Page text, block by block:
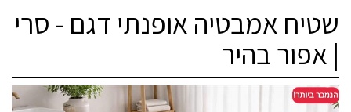
שטיח אמבטיה אופנתי דגם - סרי
| אפור בהיר